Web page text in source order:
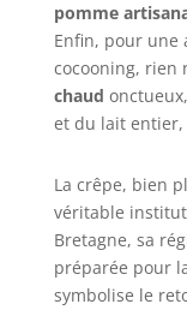
pomme
Enfin, pour une
cocooning, rien
chaud
et du lait
La crêpe, bien
véritable
Bretagne, sa
préparée pour
symbolise le